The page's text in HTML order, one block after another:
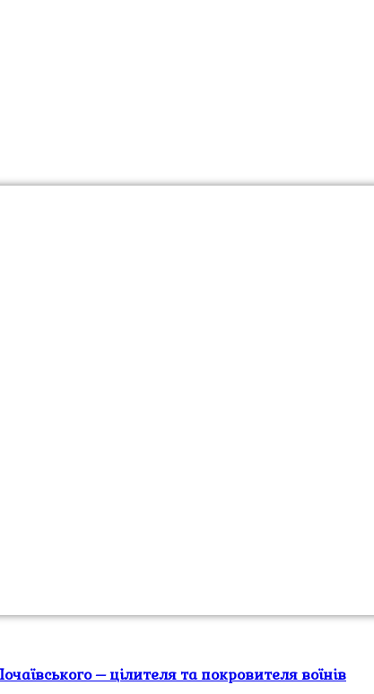
– цілителя та покровителя воїнів